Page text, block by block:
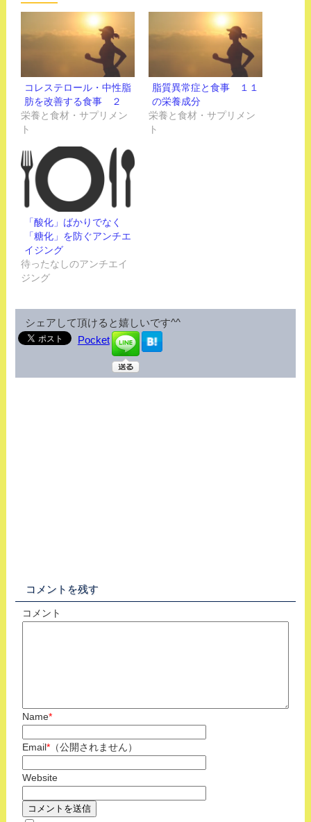
コレステロール・中性脂
肪を改善する食事 ２
栄養と食材・サプリメン
ト
脂質異常症と食事 １１
の栄養成分
栄養と食材・サプリメン
ト
「酸化」ばかりでなく
「糖化」を防ぐアンチエ
イジング
待ったなしのアンチエイ
ジング
シェアして頂けると嬉しいです^^
Pocket
コメントを残す
コメント
Name*
Email*（公開されません）
Website